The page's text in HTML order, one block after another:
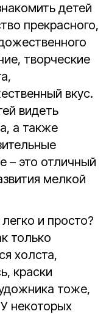
детей
прекрасного,
творческие
вкус.
видеть
а также
– это отличный
мелкой
и просто?
только
холста,
краски
тоже,
некоторых